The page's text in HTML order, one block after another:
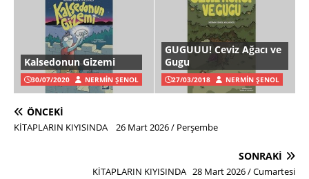
Kalsedonun Gizemi
30/07/2020 NERMIN ŞENOL
GUGUUU! Ceviz Ağacı ve
Gugu
27/03/2018 NERMIN ŞENOL
ÖNCEKI
KİTAPLARIN KIYISINDA 26 Mart 2026 / Perşembe
SONRAKI
KİTAPLARIN KIYISINDA 28 Mart 2026 / Cumartesi